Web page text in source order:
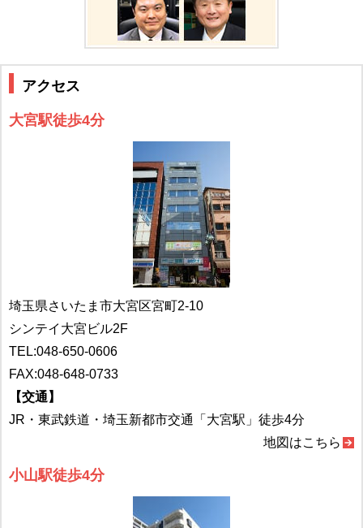
アクセス
大宮駅徒歩4分
埼玉県さいたま市大宮区宮町2-10
シンテイ大宮ビル2F
TEL:048-650-0606
FAX:048-648-0733
【交通】
JR・東武鉄道・埼玉新都市交通「大宮駅」徒歩4分
地図はこちら
小山駅徒歩4分